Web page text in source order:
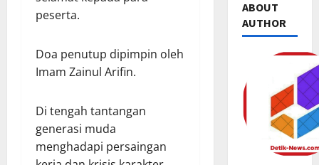
peserta.
Doa penutup dipimpin oleh
Imam Zainul Arifin.
Di tengah tantangan
generasi muda
menghadapi persaingan
ABOUT
AUTHOR
TNI &
R
i
b
u
a